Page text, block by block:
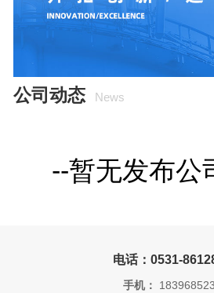
公司动态 News
--暂无发布公
电话：0531-
手机：